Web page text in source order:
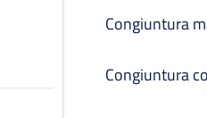
Congiuntura
Congiuntura